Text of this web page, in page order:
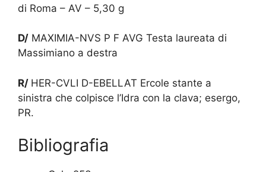
di Roma – AV – 5,30 g
D/ MAXIMIA-NVS P F AVG Testa laureata di
Massimiano a destra
R/ HER-CVLI D-EBELLAT Ercole stante a
sinistra che colpisce l’Idra con la clava; esergo,
PR.
Bibliografia